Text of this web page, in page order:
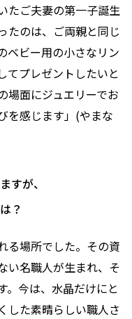
たご夫妻の第一子誕生
たのは、ご両親と同じ
ベビー用の小さなリン
てプレゼントしたいと
場面にジュエリーでお
を感じます」(やまな
すが、
？
る場所でした。その資
い名職人が生まれ、そ
。今は、水晶だけにと
した素晴らしい職人さ